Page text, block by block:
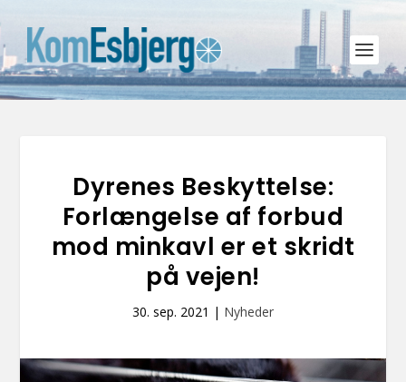
Dyrenes Beskyttelse:
Forlængelse af forbud
mod minkavl er et skridt
på vejen!
30. sep. 2021 | Nyheder